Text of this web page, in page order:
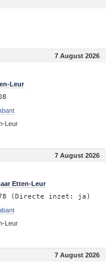
7 August 2026
Leur
Leur
7 August 2026
Etten-Leur
(Directe inzet: ja)
Leur
7 August 2026